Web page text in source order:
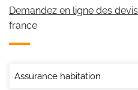
Demandez en ligne des devis
france
Assurance habitation